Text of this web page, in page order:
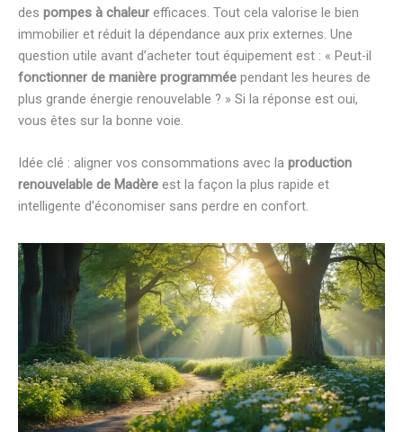
des pompes à chaleur efficaces. Tout cela valorise le bien
immobilier et réduit la dépendance aux prix externes. Une
question utile avant d’acheter tout équipement est : « Peut-il
fonctionner de manière programmée pendant les heures de
plus grande énergie renouvelable ? » Si la réponse est oui,
vous êtes sur la bonne voie.
Idée clé : aligner vos consommations avec la production
renouvelable de Madère est la façon la plus rapide et
intelligente d’économiser sans perdre en confort.